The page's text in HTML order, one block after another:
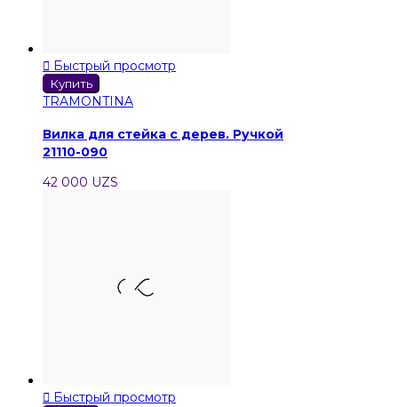
 Быстрый просмотр
Купить
TRAMONTINA
Вилка для стейка с дерев. Ручкой
21110-090
42 000 UZS
 Быстрый просмотр